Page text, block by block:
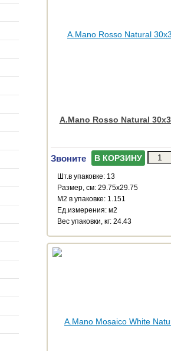
A.Mano Rosso Natural
Звоните В КОРЗИНУ
Шт.в упаковке: 13
Размер, см: 29.75x29.75
М2 в упаковке: 1.151
Ед.измерения: м2
Веc упаковки, кг: 24.43